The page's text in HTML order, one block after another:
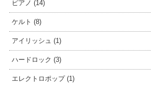
ピアノ (14)
ケルト (8)
アイリッシュ (1)
ハードロック (3)
エレクトロポップ (1)